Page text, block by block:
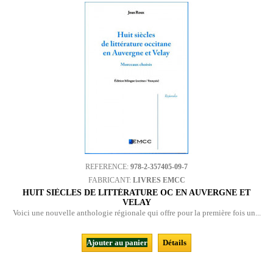
REFERENCE: 978-2-357405-09-7
FABRICANT: LIVRES EMCC
HUIT SIÈCLES DE LITTÉRATURE OC EN AUVERGNE ET
VELAY
Voici une nouvelle anthologie régionale qui offre pour la première fois un...
Ajouter au panier
Détails